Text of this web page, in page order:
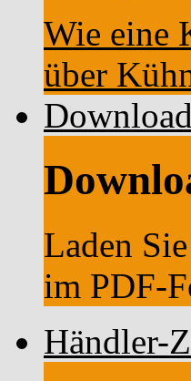
Wie eine
über
Download
Laden
im PDF-
Händler-